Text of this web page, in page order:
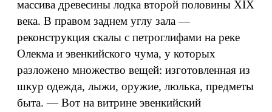
массива древесины лодка второй половины XIX
века. В правом заднем углу зала —
реконструкция скалы с петроглифами на реке
Олекма и эвенкийского чума, у которых
разложено множество вещей: изготовленная из
шкур одежда, лыжи, оружие, люлька, предметы
быта. — Вот на витрине эвенкийский